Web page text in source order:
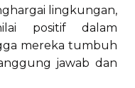
lingkungan,
positif dalam
mereka tumbuh
jawab dan